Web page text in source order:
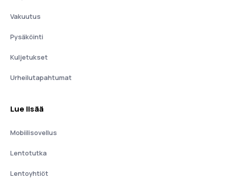
Vakuutus
Pysäköinti
Kuljetukset
Urheilutapahtumat
Lue lisää
Mobiilisovellus
Lentotutka
Lentoyhtiöt